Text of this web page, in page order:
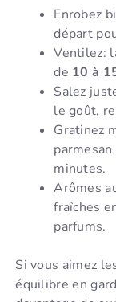
Enrobez
départ
Ventilez:
de 10 à
Salez
le goût,
Gratinez
minutes.
Arômes
fraîches
parfums.
Si vous aimez
équilibre en